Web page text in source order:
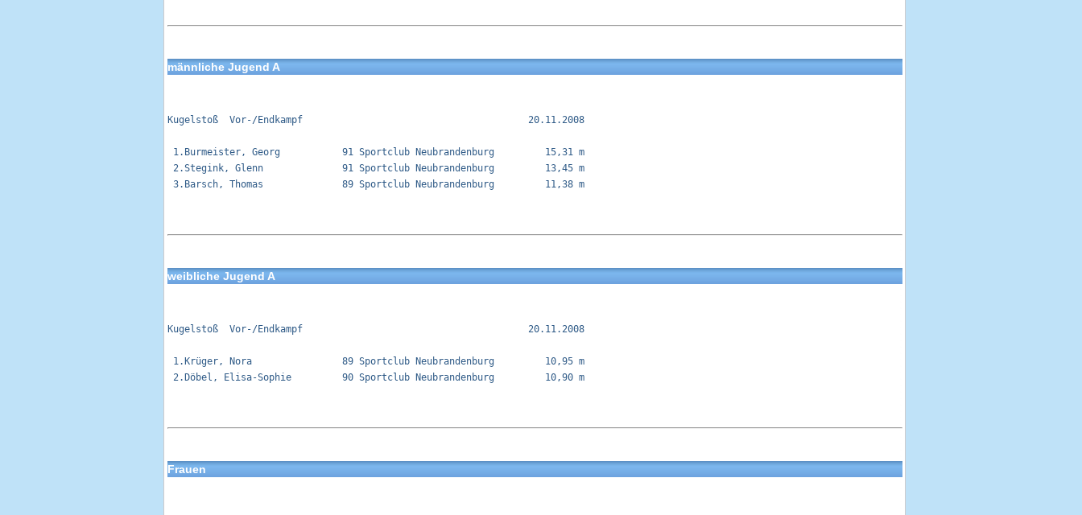
männliche Jugend A
Kugelstoß  Vor-/Endkampf                                        20.11.2008
1.Burmeister, Georg           91 Sportclub Neubrandenburg         15,31 m
2.Stegink, Glenn              91 Sportclub Neubrandenburg         13,45 m
3.Barsch, Thomas              89 Sportclub Neubrandenburg         11,38 m
weibliche Jugend A
Kugelstoß  Vor-/Endkampf                                        20.11.2008
1.Krüger, Nora                89 Sportclub Neubrandenburg         10,95 m
2.Döbel, Elisa-Sophie         90 Sportclub Neubrandenburg         10,90 m
Frauen